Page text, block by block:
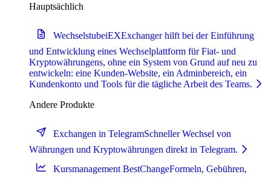
Hauptsächlich
WechselstubeiEXExchanger hilft bei der Einführung
und Entwicklung eines Wechselplattform für Fiat- und
Kryptowährungens, ohne ein System von Grund auf neu zu
entwickeln: eine Kunden-Website, ein Adminbereich, ein
Kundenkonto und Tools für die tägliche Arbeit des Teams.
Andere Produkte
Exchangen in TelegramSchneller Wechsel von
Währungen und Kryptowährungen direkt in Telegram.
Kursmanagement BestChangeFormeln, Gebühren,